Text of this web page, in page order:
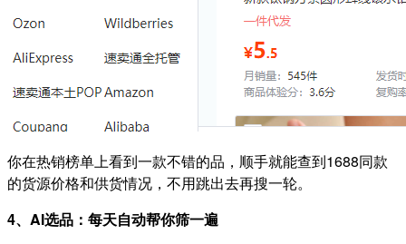
你在热销榜单上看到一款不错的品，顺手就能查到1688同款
的货源价格和供货情况，不用跳出去再搜一轮。
4、AI选品：每天自动帮你筛一遍